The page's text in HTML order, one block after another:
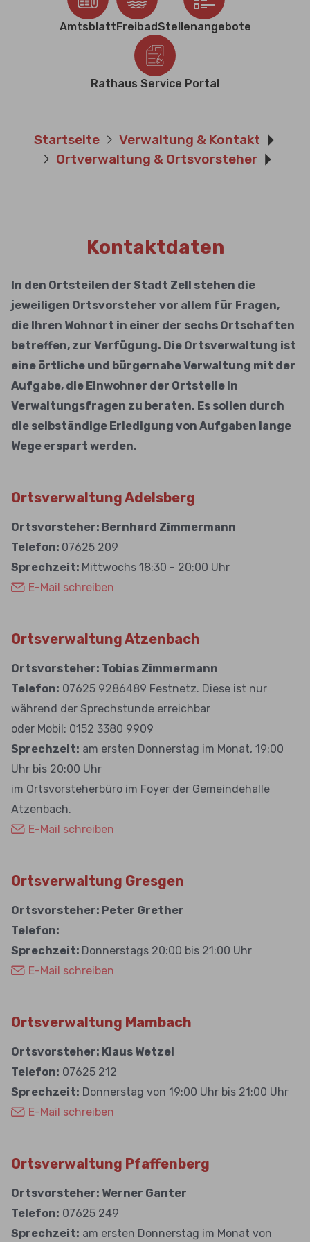
AmtsblattFreibadStellenangebote
Rathaus Service Portal
Sie sind hier:
Startseite
Verwaltung & Kontakt
Ortverwaltung & Ortsvorsteher
Kontaktdaten
In den Ortsteilen der Stadt Zell stehen die
jeweiligen Ortsvorsteher vor allem für Fragen,
die Ihren Wohnort in einer der sechs Ortschaften
betreffen, zur Verfügung. Die Ortsverwaltung ist
eine örtliche und bürgernahe Verwaltung mit der
Aufgabe, die Einwohner der Ortsteile in
Verwaltungsfragen zu beraten. Es sollen durch
die selbständige Erledigung von Aufgaben lange
Wege erspart werden.
Ortsverwaltung Adelsberg
Ortsvorsteher: Bernhard Zimmermann
Telefon: 07625 209
Sprechzeit: Mittwochs 18:30 - 20:00 Uhr
E-Mail schreiben
Ortsverwaltung Atzenbach
Ortsvorsteher: Tobias Zimmermann
Telefon: 07625 9286489 Festnetz. Diese ist nur
während der Sprechstunde erreichbar
oder Mobil: 0152 3380 9909
Sprechzeit: am ersten Donnerstag im Monat, 19:00
Uhr bis 20:00 Uhr
im Ortsvorsteherbüro im Foyer der Gemeindehalle
Atzenbach.
E-Mail schreiben
Ortsverwaltung Gresgen
Ortsvorsteher: Peter Grether
Telefon:
Sprechzeit: Donnerstags 20:00 bis 21:00 Uhr
E-Mail schreiben
Ortsverwaltung Mambach
Ortsvorsteher: Klaus Wetzel
Telefon: 07625 212
Sprechzeit: Donnerstag von 19:00 Uhr bis 21:00 Uhr
E-Mail schreiben
Ortsverwaltung Pfaffenberg
Ortsvorsteher: Werner Ganter
Telefon: 07625 249
Sprechzeit: am ersten Donnerstag im Monat von